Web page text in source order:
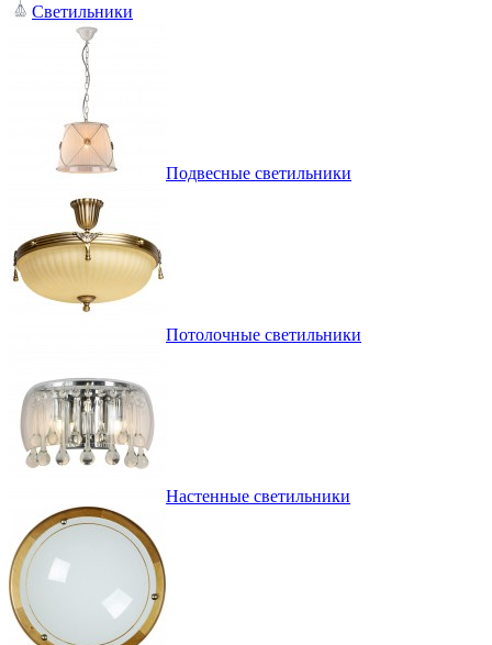
Светильники
Подвесные светильники
Потолочные светильники
Настенные светильники